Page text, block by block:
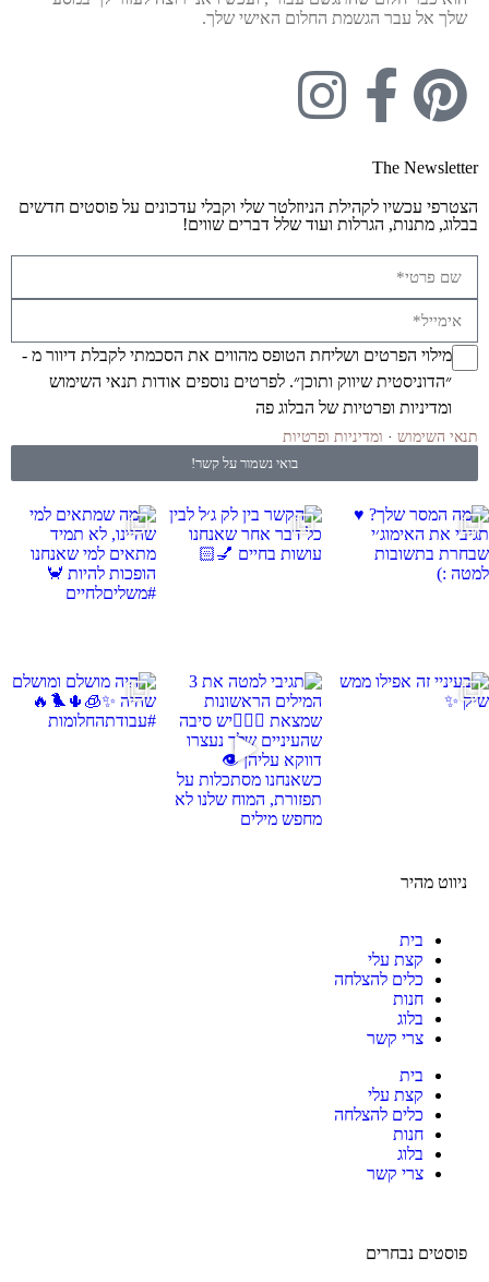
שלך אל עבר הגשמת החלום האישי שלך.
The Newsletter
הצטרפי עכשיו לקהילת הניוזלטר שלי וקבלי עדכונים על פוסטים חדשים
בבלוג, מתנות, הגרלות ועוד שלל דברים שווים!
מילוי הפרטים ושליחת הטופס מהווים את הסכמתי לקבלת דיוור מ -
״הדוניסטית שיווק ותוכן״. לפרטים נוספים אודות תנאי השימוש
ומדיניות ופרטיות של הבלוג פה
תנאי השימוש · ומדיניות ופרטיות
בואי נשמור על קשר!
שאנחנו עושות בחיים
למי שהיינו, לא תמיד מתאים למי שאנחנו הופ
ומושלם שהיה ✨🧊🌵🐦‍🔥 #עבודתהחלומות
ניווט מהיר
בית
קצת עלי
כלים להצלחה
חנות
בלוג
צרי קשר
בית
קצת עלי
כלים להצלחה
חנות
בלוג
צרי קשר
פוסטים נבחרים